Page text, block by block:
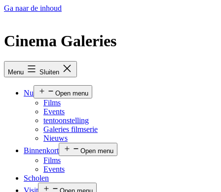
Ga naar de inhoud
Cinema Galeries
Menu Sluiten
Nu Open menu
Films
Events
tentoonstelling
Galeries filmserie
Nieuws
Binnenkort
Open menu
Films
Events
Scholen
Visit